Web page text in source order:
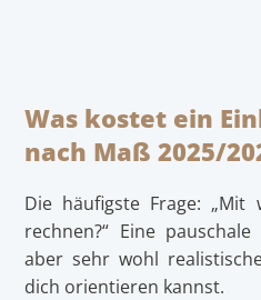
Was kostet ein
nach Maß 2025/
Die häufigste Frage: „Mit
rechnen?“ Eine
aber sehr wohl
dich orientieren kannst.